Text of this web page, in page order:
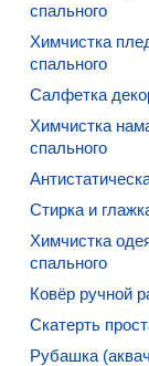
спального
Химчистка
спального
Салфетка
Химчистка
спального
Стирка и
Химчистка
спального
Ковёр ручной
Скатерть
Рубашка